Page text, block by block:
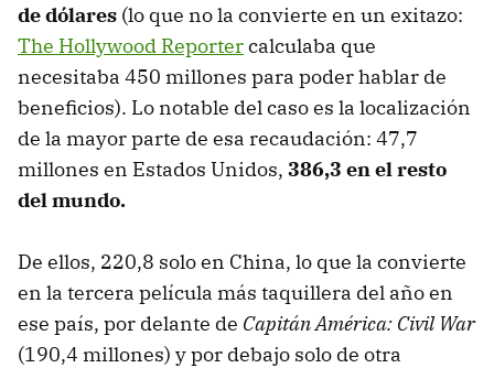
de dólares (lo que no la convierte en un exitazo:
The Hollywood Reportercalculaba que
necesitaba 450 millones para poder hablar de
beneficios). Lo notable del caso es la localización
de la mayor parte de esa recaudación: 47,7
millones en Estados Unidos, 386,3 en el resto
del mundo.
De ellos, 220,8 solo en China, lo que la convierte
en la tercera película más taquillera del año en
ese país, por delante de Capitán América: Civil War
(190,4 millones) y por debajo solo de otra